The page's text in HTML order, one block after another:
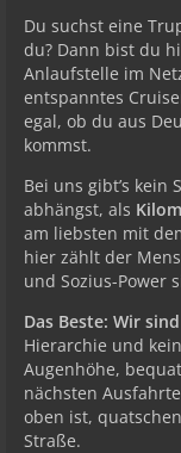
Du suchst eine
du? Dann bist du
Anlaufstelle im
entspanntes
egal, ob du aus
kommst.
Bei uns gibt’s
abhängst, als
am liebsten mit
hier zählt der
und Sozius-Power
Das Beste: Wir
Hierarchie und
Augenhöhe,
nächsten
oben ist,
Straße.